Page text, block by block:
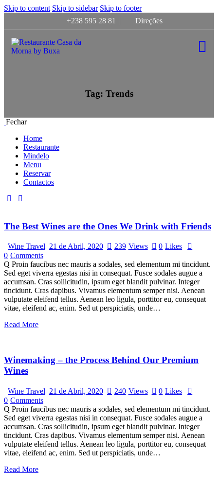
Skip to content Skip to sidebar Skip to footer
+238 595 28 81
Direções
Tag: Trends
Fechar
Home
Restaurante
Mindelo
Menu
Reservar
Contactos
The Best Wines are the Ones We Drink with Friends
Wine Travel 21 de Abril, 2020 239 Views 0 Likes
0 Comments
Q Proin faucibus nec mauris a sodales, sed elementum mi tincidunt.
Sed eget viverra egestas nisi in consequat. Fusce sodales augue a
accumsan. Cras sollicitudin, ipsum eget blandit pulvinar. Integer
tincidunt. Cras dapibus. Vivamus elementum semper nisi. Aenean
vulputate eleifend tellus. Aenean leo ligula, porttitor eu, consequat
vitae, eleifend ac, enim. Sed ut perspiciatis, unde…
Read More
Winemaking – the Process Behind Our Premium
Wines
Wine Travel 21 de Abril, 2020 240 Views 0 Likes
0 Comments
Q Proin faucibus nec mauris a sodales, sed elementum mi tincidunt.
Sed eget viverra egestas nisi in consequat. Fusce sodales augue a
accumsan. Cras sollicitudin, ipsum eget blandit pulvinar. Integer
tincidunt. Cras dapibus. Vivamus elementum semper nisi. Aenean
vulputate eleifend tellus. Aenean leo ligula, porttitor eu, consequat
vitae, eleifend ac, enim. Sed ut perspiciatis, unde…
Read More